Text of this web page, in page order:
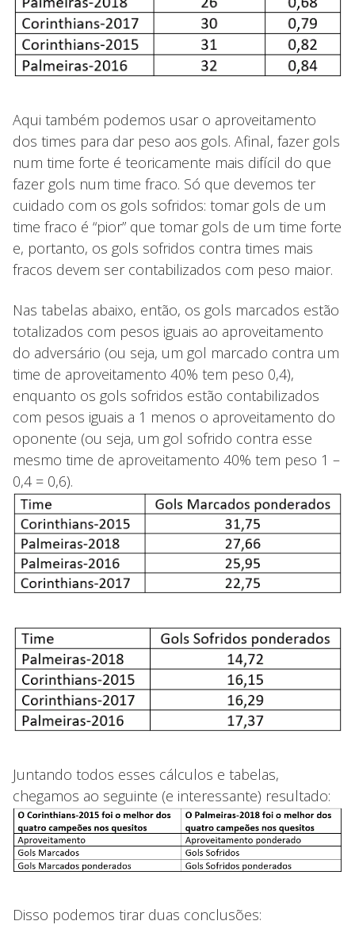
Aqui também podemos usar o aproveitamento
dos times para dar peso aos gols. Afinal, fazer gols
num time forte é teoricamente mais difícil do que
fazer gols num time fraco. Só que devemos ter
cuidado com os gols sofridos: tomar gols de um
time fraco é “pior” que tomar gols de um time forte
e, portanto, os gols sofridos contra times mais
fracos devem ser contabilizados com peso maior.
Nas tabelas abaixo, então, os gols marcados estão
totalizados com pesos iguais ao aproveitamento
do adversário (ou seja, um gol marcado contra um
time de aproveitamento 40% tem peso 0,4),
enquanto os gols sofridos estão contabilizados
com pesos iguais a 1 menos o aproveitamento do
oponente (ou seja, um gol sofrido contra esse
mesmo time de aproveitamento 40% tem peso 1 –
0,4 = 0,6).
Juntando todos esses cálculos e tabelas,
chegamos ao seguinte (e interessante) resultado:
Disso podemos tirar duas conclusões: